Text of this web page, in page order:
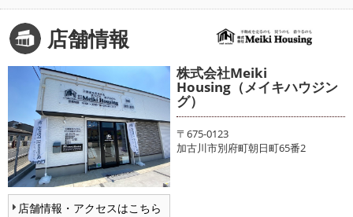
店舗情報
店舗情報・アクセスはこちら
株式会社Meiki
Housing（メイキハウジン
グ）
〒675-0123
加古川市別府町朝日町65番2